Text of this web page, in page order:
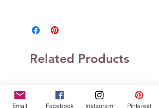
Related Products
Email Facebook Instagram Pinterest